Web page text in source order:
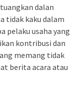
dalan
tidak kaku dalam
pelaku usaha yang
kontribusi dan
memang tidak
berita acara atau